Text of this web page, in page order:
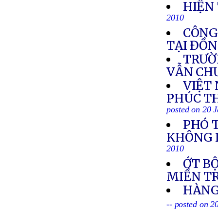
HIỆN
2010
TẠI
VẪN
VIỆT
PHÚC
posted on 20
PHÓ
KHÔNG
2010
ỚT
MIỀN
-- posted on